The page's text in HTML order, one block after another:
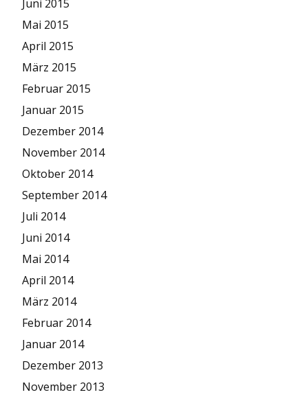
Juni 2015
Mai 2015
April 2015
März 2015
Februar 2015
Januar 2015
Dezember 2014
November 2014
Oktober 2014
September 2014
Juli 2014
Juni 2014
Mai 2014
April 2014
März 2014
Februar 2014
Januar 2014
Dezember 2013
November 2013